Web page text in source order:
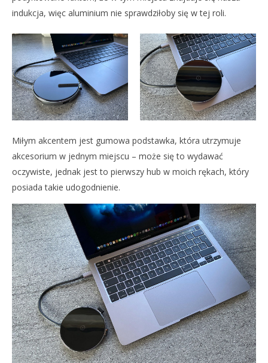
indukcja, więc aluminium nie sprawdziłoby się w tej roli.
Miłym akcentem jest gumowa podstawka, która utrzymuje
akcesorium w jednym miejscu – może się to wydawać
oczywiste, jednak jest to pierwszy hub w moich rękach, który
posiada takie udogodnienie.